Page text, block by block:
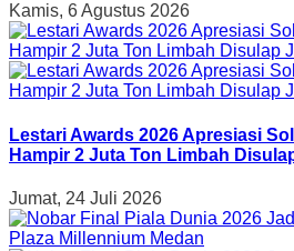
Kamis, 6 Agustus 2026
Lestari Awards 2026 Apresiasi
Hampir 2 Juta Ton Limbah
Jumat, 24 Juli 2026